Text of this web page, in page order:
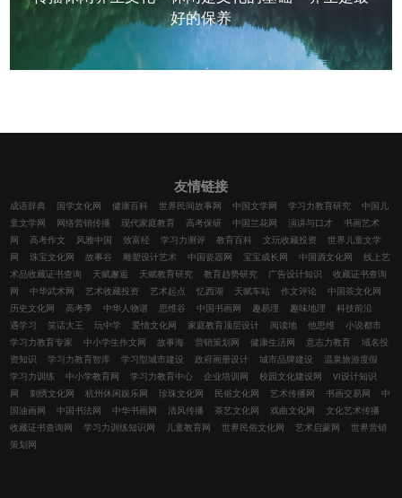
好的保养
友情链接
成语辞典 国学文化网 健康百科 世界民间故事网 中国文学网 学习力教育研究
中国儿
童文学网
网络营销传播 现代家庭教育 高考保研 中国兰花网 演讲与口才
书画艺术
网
高考作文 风雅中国 致富经 学习力测评 教育百科 文玩收藏投资
世界儿童文学
网
珠宝文化网 故事谷 雕塑设计艺术 中国瓷器网 宝宝成长网 中国酒文化网
线上艺
术品收藏证书查询
天赋邂逅 天赋教育研究 教育趋势研究 广告设计知识
收藏证书查询
网
中华武术网 艺术收藏投资 艺术起点 忆西湖 天赋车站 作文评论
中国茶文化网
历史文化网
高考季 中华人物谱 思维谷 中国书画网 趣易理 趣味地理
科技前沿
遇学习
笑话大王 玩中学 爱情文化网 家庭教育顶层设计 阅读地 他思维
小说都市
学习力教育专家
中小学生作文网 故事海 营销策划网 健康生活网 意志力教育
域名投
资知识
学习力教育智库 学习型城市建设 政府画册设计 城市品牌建设
温泉旅游度假
学习力训练
中小学教育网 学习力教育中心 企业培训网 校园文化建设网
VI设计知识
网
刺绣文化网 杭州休闲娱乐网 珍珠文化网 民俗文化网 艺术传播网 书画交易网
中
国油画网
中国书法网 中华书画网 清风传播 茶艺文化网 戏曲文化网
文化艺术传播
收藏证书查询网
学习力训练知识网 儿童教育网 世界民俗文化网 艺术启蒙网
世界营销
策划网